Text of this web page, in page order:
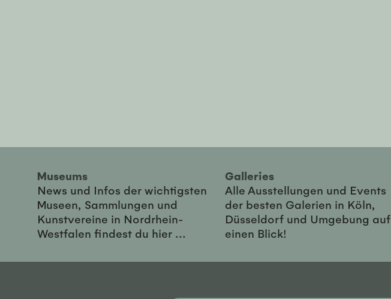
Museums
News und Infos der wichtigsten
Museen, Sammlungen und
Kunstvereine in Nordrhein-
Westfalen findest du hier ...
Galleries
Alle Ausstellungen und Events
der besten Galerien in Köln,
Düsseldorf und Umgebung auf
einen Blick!